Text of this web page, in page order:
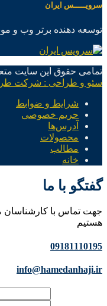
سرویـــــس ایران
توسعه دهنده برتر وب و
تمامی حقوق این سایت
سئو و طراحی : شرکت
شرایط و ضوابط
حریم خصوصی
آدرس‌ها
محصولات
مطالب
خانه
گفتگو با ما
جهت تماس با کارشناسان
هستیم
09181110195
info@hamedanhaji.ir